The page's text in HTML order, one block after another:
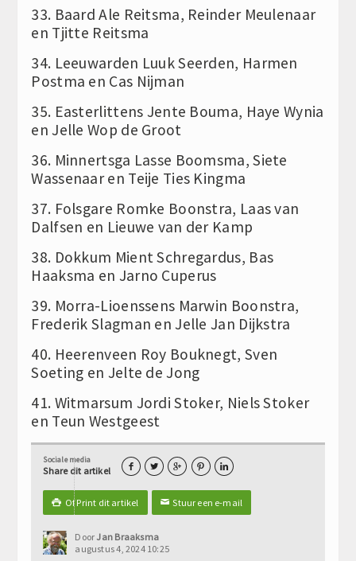
33. Baard Ale Reitsma, Reinder Meulenaar
en Tjitte Reitsma
34. Leeuwarden Luuk Seerden, Harmen
Postma en Cas Nijman
35. Easterlittens Jente Bouma, Haye Wynia
en Jelle Wop de Groot
36. Minnertsga Lasse Boomsma, Siete
Wassenaar en Teije Ties Kingma
37. Folsgare Romke Boonstra, Laas van
Dalfsen en Lieuwe van der Kamp
38. Dokkum Mient Schregardus, Bas
Haaksma en Jarno Cuperus
39. Morra-Lioenssens Marwin Boonstra,
Frederik Slagman en Jelle Jan Dijkstra
40. Heerenveen Roy Bouknegt, Sven
Soeting en Jelte de Jong
41. Witmarsum Jordi Stoker, Niels Stoker
en Teun Westgeest
Sociale media
Share dit artikel     
 Of Print dit artikel ✉Stuur een e-mail
DoorJan Braaksma
augustus 4, 2024 10:25